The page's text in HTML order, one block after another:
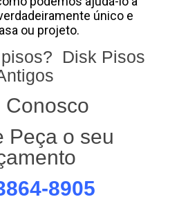
único e
ou projeto.
Disk Pisos
Conosco
Peça o seu
8905